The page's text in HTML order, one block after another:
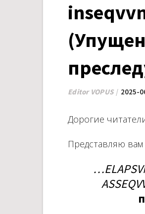
Editor VOPUS 2025-
Дорогие
Представляю